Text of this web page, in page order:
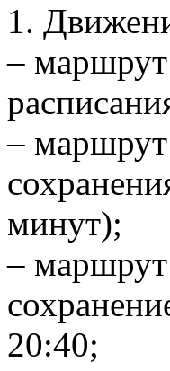
1.
– маршрут
–
минут);
–
20:40;